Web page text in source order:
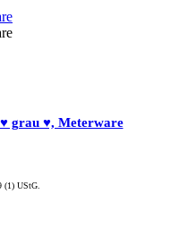
grau ♥, Meterware
(1) UStG.